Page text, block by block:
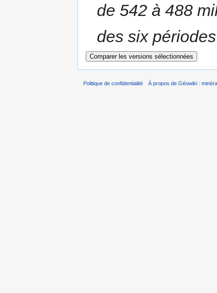
de 542 à 488
des six
Politique de confidentialité À propos de Géowiki :